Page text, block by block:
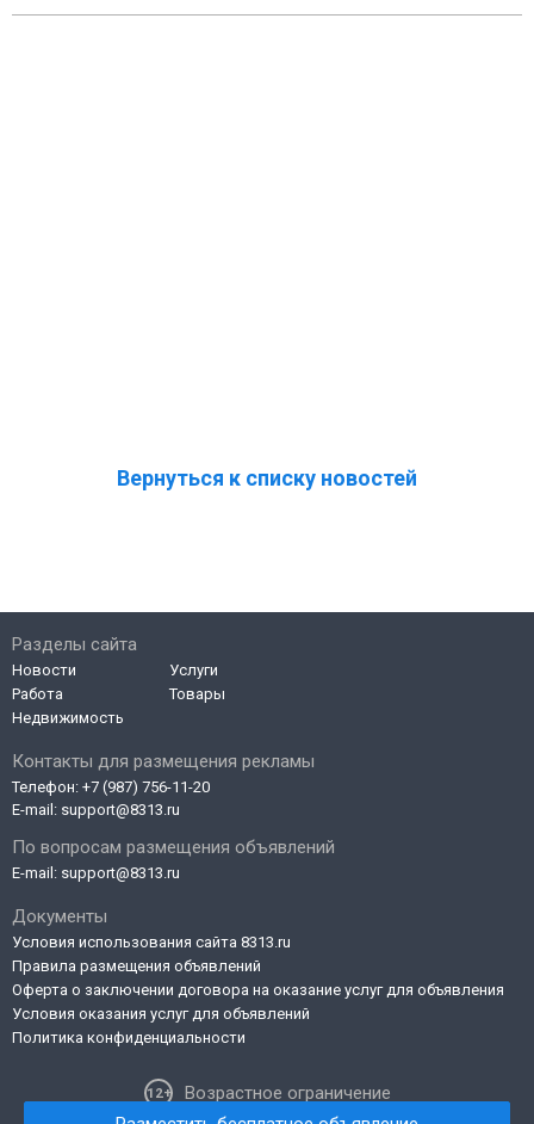
Вернуться к списку новостей
Контакты для размещения рекламы
Телефон: +7 (987) 756-11-20
E-mail: support@8313.ru
По вопросам размещения объявлений
E-mail: support@8313.ru
Документы
Условия использования сайта 8313.ru
Правила размещения объявлений
Оферта о заключении договора на оказание услуг для объявления
Условия оказания услуг для объявлений
Политика конфиденциальности
Возрастное ограничение
Разделы сайта
Новости
Работа
Недвижимость
Услуги
Товары